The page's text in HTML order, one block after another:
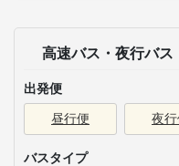
高速バス・夜行バス
出発便
昼行便 夜行
バスタイプ